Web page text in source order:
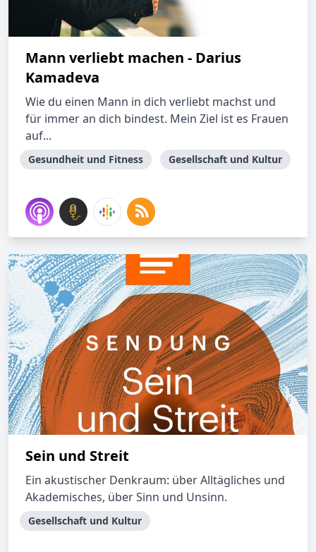
Mann verliebt machen - Darius
Kamadeva
Wie du einen Mann in dich verliebt machst und
für immer an dich bindest. Mein Ziel ist es Frauen
auf...
Gesundheit und Fitness Gesellschaft und Kultur
Sein und Streit
Ein akustischer Denkraum: über Alltägliches und
Akademisches, über Sinn und Unsinn.
Gesellschaft und Kultur